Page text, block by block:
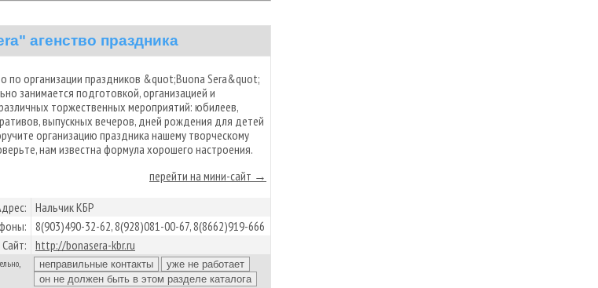
агенство праздника
по организации праздников &quot;Buona Sera&quot;
занимается подготовкой, организацией и
торжественных мероприятий: юбилеев,
выпускных вечеров, дней рождения для детей
организацию праздника нашему творческому
нам известна формула хорошего настроения.
перейти на мини-сайт →
Нальчик КБР
8(903)490-32-62, 8(928)081-00-67, 8(8662)919-666
Сайт: http://bonasera-kbr.ru